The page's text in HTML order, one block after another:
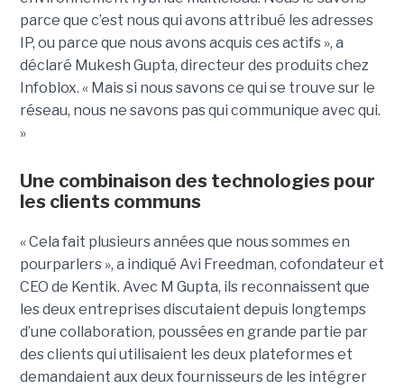
parce que c’est nous qui avons attribué les adresses
IP, ou parce que nous avons acquis ces actifs », a
déclaré Mukesh Gupta, directeur des produits chez
Infoblox. « Mais si nous savons ce qui se trouve sur le
réseau, nous ne savons pas qui communique avec qui.
»
Une combinaison des technologies pour
les clients communs
« Cela fait plusieurs années que nous sommes en
pourparlers », a indiqué Avi Freedman, cofondateur et
CEO de Kentik. Avec M Gupta, ils reconnaissent que
les deux entreprises discutaient depuis longtemps
d’une collaboration, poussées en grande partie par
des clients qui utilisaient les deux plateformes et
demandaient aux deux fournisseurs de les intégrer